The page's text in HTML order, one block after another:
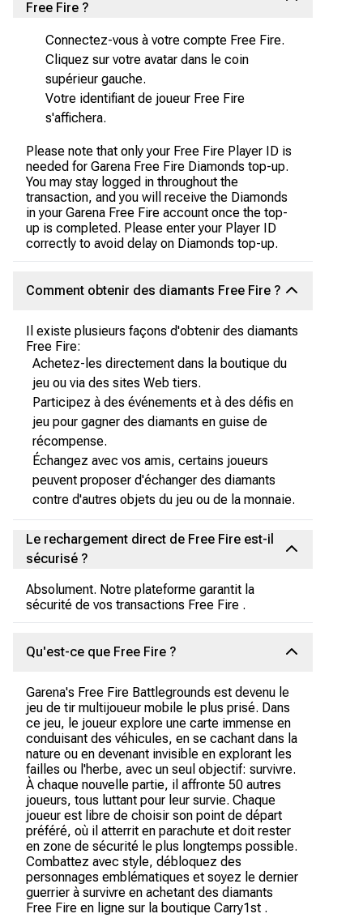
Free Fire ?
Connectez-vous à votre compte Free Fire.
Cliquez sur votre avatar dans le coin
supérieur gauche.
Votre identifiant de joueur Free Fire
s'affichera.
Please note that only your Free Fire Player ID is
needed for Garena Free Fire Diamonds top-up.
You may stay logged in throughout the
transaction, and you will receive the Diamonds
in your Garena Free Fire account once the top-
up is completed. Please enter your Player ID
correctly to avoid delay on Diamonds top-up.
Comment obtenir des diamants Free Fire ?
Il existe plusieurs façons d'obtenir des diamants
Free Fire:
Achetez-les directement dans la boutique du
jeu ou via des sites Web tiers.
Participez à des événements et à des défis en
jeu pour gagner des diamants en guise de
récompense.
Échangez avec vos amis, certains joueurs
peuvent proposer d'échanger des diamants
contre d'autres objets du jeu ou de la monnaie.
Le rechargement direct de Free Fire est-il
sécurisé ?
Absolument. Notre plateforme garantit la
sécurité de vos transactions Free Fire .
Qu'est-ce que Free Fire ?
Garena's Free Fire Battlegrounds est devenu le
jeu de tir multijoueur mobile le plus prisé. Dans
ce jeu, le joueur explore une carte immense en
conduisant des véhicules, en se cachant dans la
nature ou en devenant invisible en explorant les
failles ou l'herbe, avec un seul objectif: survivre.
À chaque nouvelle partie, il affronte 50 autres
joueurs, tous luttant pour leur survie. Chaque
joueur est libre de choisir son point de départ
préféré, où il atterrit en parachute et doit rester
en zone de sécurité le plus longtemps possible.
Combattez avec style, débloquez des
personnages emblématiques et soyez le dernier
guerrier à survivre en achetant des diamants
Free Fire en ligne sur la boutique Carry1st .